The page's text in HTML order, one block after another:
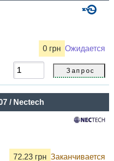
0 грн Ожидается
/ Nectech
72.23 грн Заканчивается